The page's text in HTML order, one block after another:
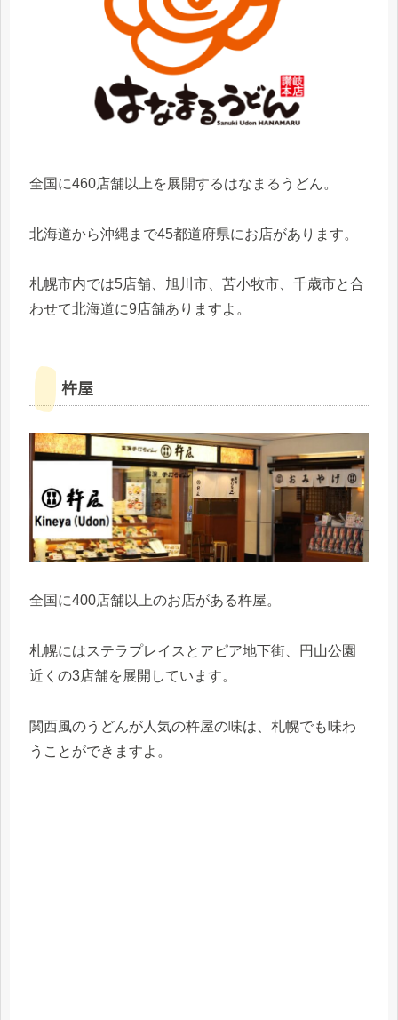
全国に460店舗以上を展開するはなまるうどん。
北海道から沖縄まで45都道府県にお店があります。
札幌市内では5店舗、旭川市、苫小牧市、千歳市と合
わせて北海道に9店舗ありますよ。
杵屋
全国に400店舗以上のお店がある杵屋。
札幌にはステラプレイスとアピア地下街、円山公園
近くの3店舗を展開しています。
関西風のうどんが人気の杵屋の味は、札幌でも味わ
うことができますよ。